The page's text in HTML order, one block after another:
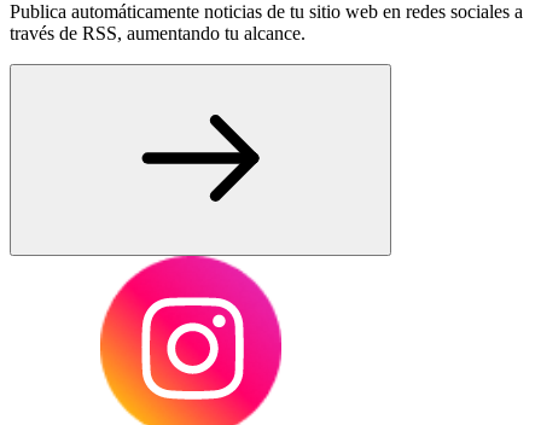
Publica automáticamente noticias de tu sitio web en redes sociales a
través de RSS, aumentando tu alcance.